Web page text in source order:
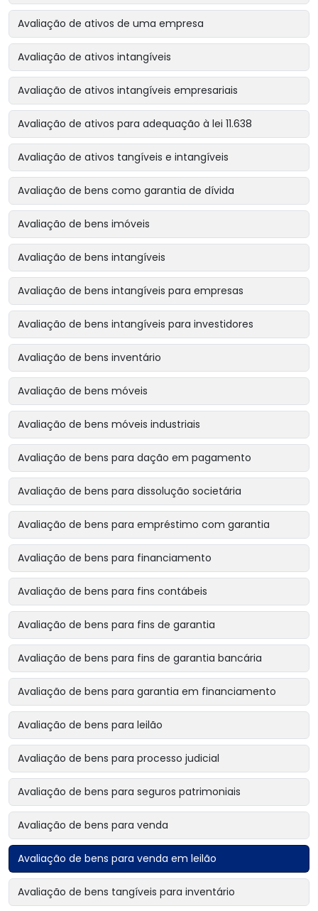
Avaliação de ativos de uma empresa
Avaliação de ativos intangíveis
Avaliação de ativos intangíveis empresariais
Avaliação de ativos para adequação à lei 11.638
Avaliação de ativos tangíveis e intangíveis
Avaliação de bens como garantia de dívida
Avaliação de bens imóveis
Avaliação de bens intangíveis
Avaliação de bens intangíveis para empresas
Avaliação de bens intangíveis para investidores
Avaliação de bens inventário
Avaliação de bens móveis
Avaliação de bens móveis industriais
Avaliação de bens para dação em pagamento
Avaliação de bens para dissolução societária
Avaliação de bens para empréstimo com garantia
Avaliação de bens para financiamento
Avaliação de bens para fins contábeis
Avaliação de bens para fins de garantia
Avaliação de bens para fins de garantia bancária
Avaliação de bens para garantia em financiamento
Avaliação de bens para leilão
Avaliação de bens para processo judicial
Avaliação de bens para seguros patrimoniais
Avaliação de bens para venda
Avaliação de bens para venda em leilão
Avaliação de bens tangíveis para inventário